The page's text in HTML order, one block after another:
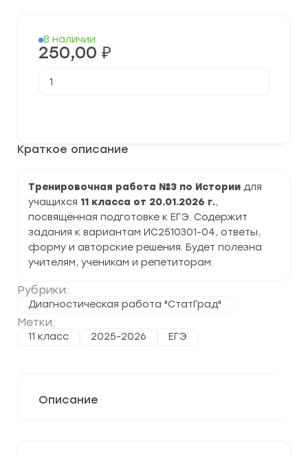
Краткое описание
Тренировочная работа №3 по Истории для
учащихся 11 класса от 20.01.2026 г.,
посвящённая подготовке к ЕГЭ. Содержит
задания к вариантам ИС2510301-04, ответы,
форму и авторские решения. Будет полезна
учителям, ученикам и репетиторам.
Рубрики:
Диагностическая работа "СтатГрад"
Метки:
11 класс 2025-2026 ЕГЭ
В наличии
250,00 ₽
товара
Истории
(ИС2510301-
04)
задания
и
ответы
Описание